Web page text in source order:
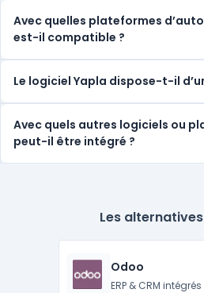
Avec quelles plateformes
est-il compatible ?
Le logiciel Yapla dispose-t-il
Avec quels autres logiciels ou
peut-il être intégré ?
Les
Odoo
ERP & CRM